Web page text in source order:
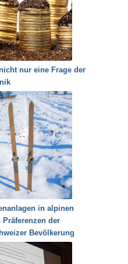
nur eine Frage der
in alpinen
der
Bevölkerung